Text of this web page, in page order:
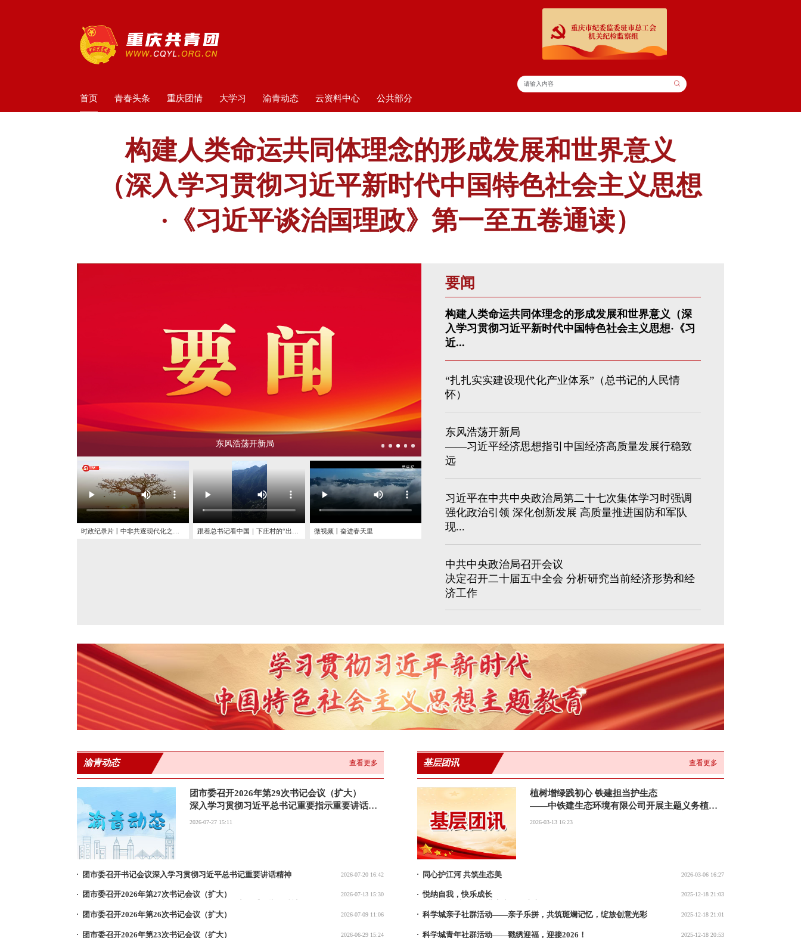
首页 青春头条 重庆团情 大学习 渝青动态 云资料中心 公共部分
构建人类命运共同体理念的形成发展和世界意义
（深入学习贯彻习近平新时代中国特色社会主义思想
·《习近平谈治国理政》第一至五卷通读）
东风浩荡开新局
——习近平经济思想指引中国经济高质量发展行稳致远
微视频丨奋进春天里
要闻
构建人类命运共同体理念的形成发展和世界意义（深
入学习贯彻习近平新时代中国特色社会主义思想·《习
近...
“扎扎实实建设现代化产业体系”（总书记的人民情
怀）
东风浩荡开新局
——习近平经济思想指引中国经济高质量发展行稳致
远
习近平在中共中央政治局第二十七次集体学习时强调
强化政治引领 深化创新发展 高质量推进国防和军队
现...
中共中央政治局召开会议
决定召开二十届五中全会 分析研究当前经济形势和经
济工作
渝青动态 查看更多
团市委召开2026年第29次书记会议（扩大）
深入学习贯彻习近平总书记重要指示重要讲话精
神
2026-07-27 15:11
团市委召开书记会议深入学习贯彻习近平总书记重要讲话精神
2026-07-20 16:42
团市委召开2026年第27次书记会议（扩大）
2026-07-13 15:30
团市委召开2026年第26次书记会议（扩大）
2026-07-09 11:06
团市委召开2026年第23次书记会议（扩大）
2026-06-29 15:24
基层团讯 查看更多
植树增绿践初心 铁建担当护生态
——中铁建生态环境有限公司开展主题义务植树
活动
2026-03-13 16:23
同心护江河 共筑生态美
2026-03-06 16:27
悦纳自我，快乐成长
2025-12-18 21:03
科学城亲子社群活动——亲子乐拼，共筑斑斓记忆，绽放创意光彩 2025-12-18 21:01
科学城青年社群活动——戳绣迎福，迎接2026！ 2025-12-18 20:53